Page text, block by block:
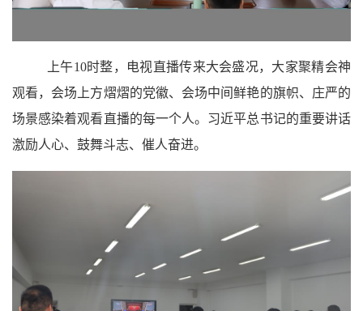
上午10时整，电视直播传来大会盛况，大家聚精会神
观看，会场上方熠熠的党徽、会场中间鲜艳的旗帜、庄严的
场景感染着观看直播的每一个人。习近平总书记的重要讲话
激励人心、鼓舞斗志、催人奋进。